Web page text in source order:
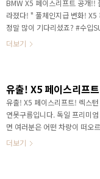
한 디자인은 바로 엉덩입니다.
이런 것이 아닐까요? 새로운
플랫폼을 공유하지만 힙라인 만
BMW X5 페이스리프트 공개!!
라졌다! " 풀체인지급 변화! X5
정말 많이 기다리셨죠? #수입
개되었습니다. 출처:다나와 수
본기에서 SUV의 정석이라는
또 하나의 별명은 바로 남자는
영상으로 세부적인 정보를 빠
X5 페이스리프트가 공개되었
스리프트는 풀체인지처럼 변신
본다면 지금까지는 어디가 변
더보기
유출! X5 페이스리프
유출! X5 페이스리프트! 렉스
연못구름입니다. 독일 프리미
면 여러분은 어떤 차량이 떠오
를 생각나실 것 같은데 그래서
더보기